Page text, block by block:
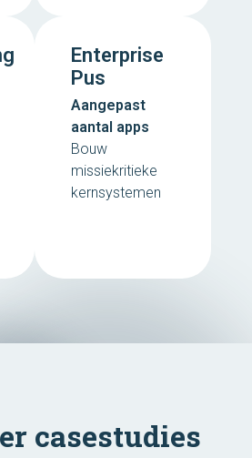
Enterprise
Pus
Aangepast
aantal apps
Bouw
missiekritieke
kernsystemen
casestudies